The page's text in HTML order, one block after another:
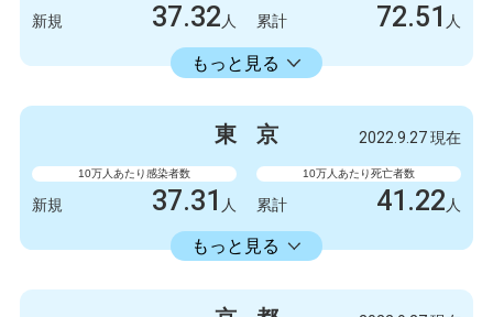
新規 37.32 人 累計 72.51 人
もっと見る
23598.73人
3300人 新規
6412
東 京 2022.9.27 現在
10万人あたり感染者数
新規 37.31 人
10万人あたり死亡者数
累計 41.22 人
もっと見る
22429.74人
5247人 新規